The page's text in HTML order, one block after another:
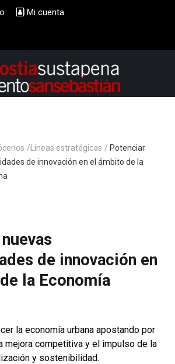
Mi cuenta
Líneas estratégicas
Potenciar
de innovación en el ámbito de la
de innovación en
la Economía
la economía urbana apostando por
mejora competitiva y el impulso de la
y sostenibilidad.